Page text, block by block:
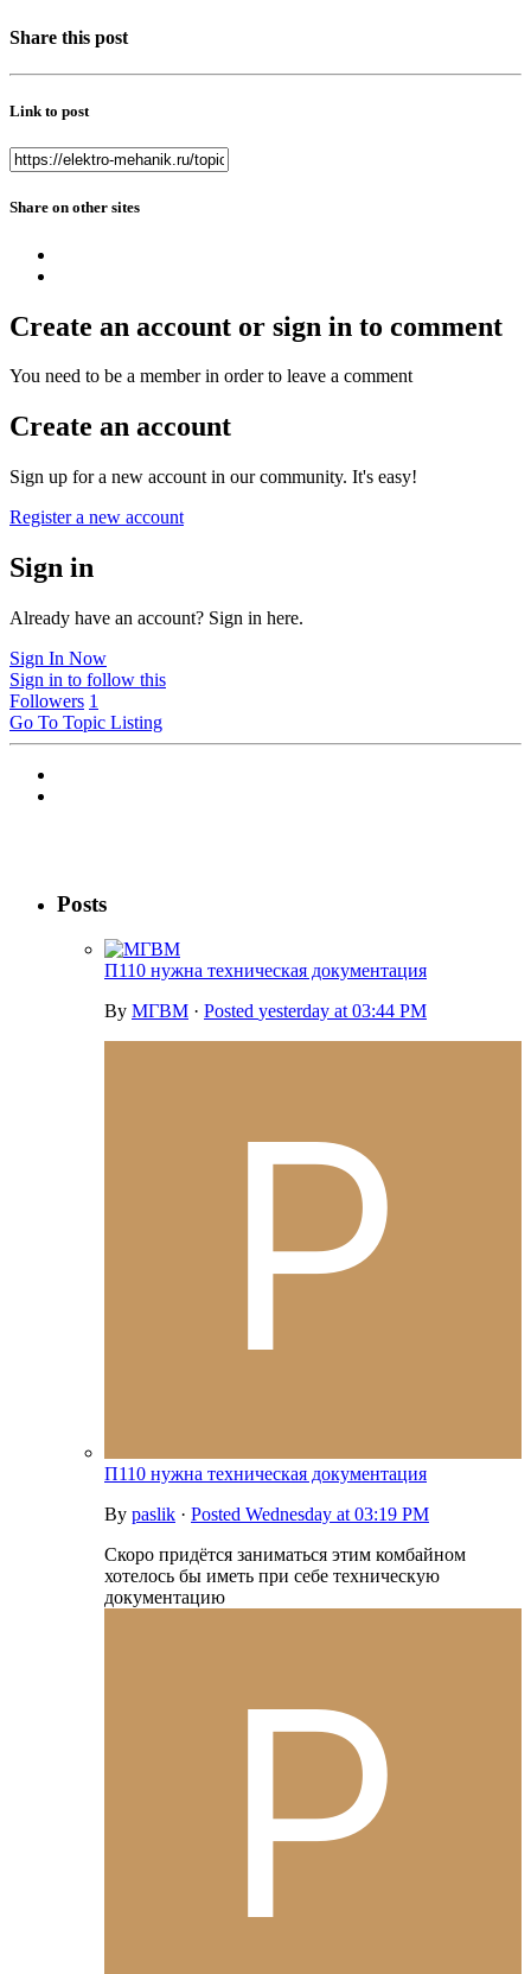
Share this post
Link to post
Share on other sites
Create an account or sign in to comment
You need to be a member in order to leave a comment
Create an account
Sign up for a new account in our community. It's easy!
Register a new account
Sign in
Already have an account? Sign in here.
Sign In Now
Sign in to follow this
Followers 1
Go To Topic Listing
Posts
П110 нужна техническая документация
By МГВМ · Posted yesterday at 03:44 PM
П110 нужна техническая документация
By paslik · Posted Wednesday at 03:19 PM
Скоро придётся заниматься этим комбайном
хотелось бы иметь при себе техническую
документацию